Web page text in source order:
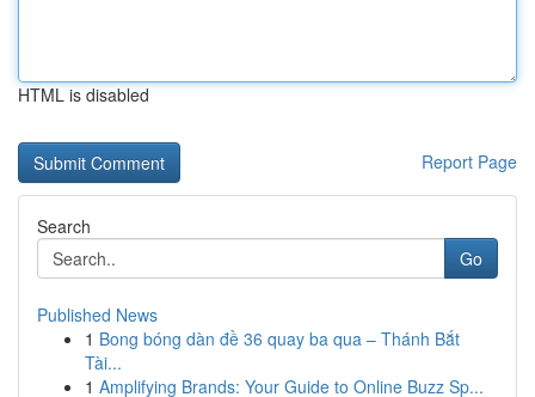
HTML is disabled
Report Page
Search
Go
Published News
1 Bong bóng dàn đề 36 quay ba qua – Thánh Bắt
Tài...
1 Amplifying Brands: Your Guide to Online Buzz Sp...